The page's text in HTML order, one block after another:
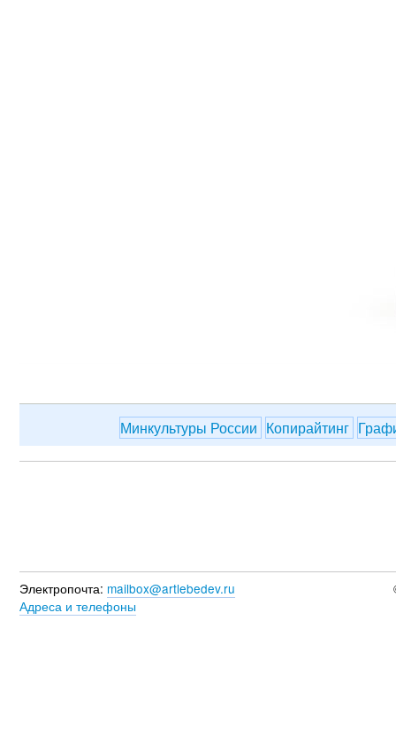
Минкультуры России Копирайтинг
Электропочта: mailbox@artlebedev.ru
Адреса и телефоны